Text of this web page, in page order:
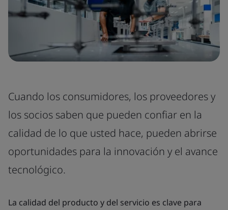
Cuando los consumidores, los proveedores y
los socios saben que pueden confiar en la
calidad de lo que usted hace, pueden abrirse
oportunidades para la innovación y el avance
tecnológico.
La calidad del producto y del servicio es clave para